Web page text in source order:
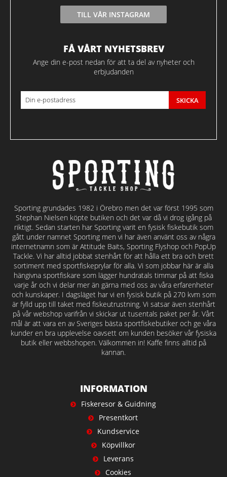
TILL VÅR INSTAGRAM
FÅ VÅRT NYHETSBREV
Ange din e-post nedan för att ta del av nyheter och
erbjudanden
SKICKA
Sporting grundades 1982 i Örebro men det var först 1995 som
Stephan Nielsen köpte butiken och det var då vi drog igång på
riktigt. Sedan starten har Sporting varit en fysisk fiskebutik som
gått under namnet Sporting men vi har även använt oss av några
internetnamn som är Attitude Baits, Sporting Flyshop och PopUp
Tackle. Vi har alltid jobbat stenhårt för att hålla ett bra och brett
sortiment med sportfiskeprylar för alla. Vi som jobbar här är alla
hängivna sportfiskare som lägger hundratals timmar på att fiska
varje år och vi delar mer än gärna med oss av våra erfarenheter
och kunskaper. I dagsläget har vi en fysisk butik på 270 kvm som
är fylld upp till taket med fiskeutrustning. Vi satsar även stenhårt
på vår webshop varifrån vi skickar ut tusentals paket per år. Vårt
mål är att vara en av Sveriges bästa sportfiskebutiker och ge våra
kunder en bra upplevelse oavsett om kunden besöker vår fysiska
butik eller webbshopen. Välkommen in! Kaffe finns alltid på
kannan.
INFORMATION
Fiskeresor & Guidning
Presentkort
Kundservice
Köpvillkor
Leverans
Cookies